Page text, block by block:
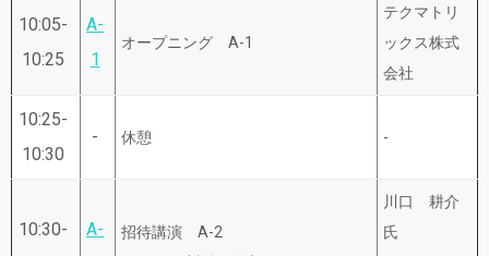
10:05-
10:25
A-
1
オープニング A-1
テクマトリ
ックス株式
会社
10:25-
10:30
- 休憩 -
10:30-
A-
招待講演 A-2
川口 耕介
氏